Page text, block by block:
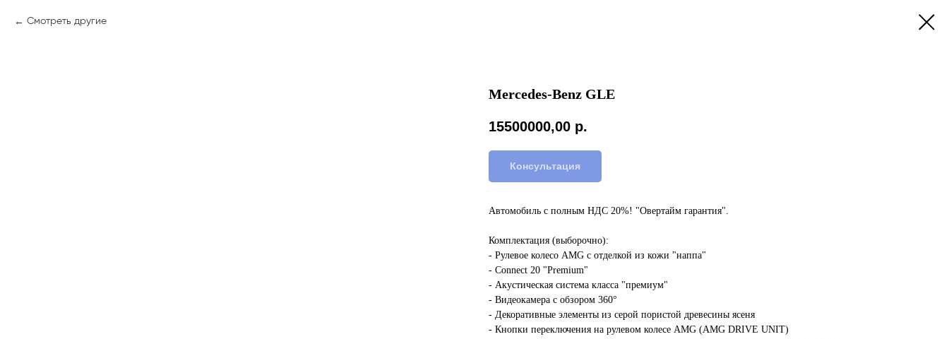
Смотреть другие
Mercedes-Benz GLE
15500000,00 р.
Консультация
Автомобиль с полным НДС 20%! "Овертайм гарантия".
Комплектация (выборочно):
- Рулевое колесо AMG с отделкой из кожи "наппа"
- Connect 20 "Premium"
- Акустическая система класса "премиум"
- Видеокамера с обзором 360°
- Декоративные элементы из серой пористой древесины ясеня
- Кнопки переключения на рулевом колесе AMG (AMG DRIVE UNIT)